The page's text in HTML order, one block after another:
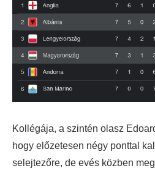
Kollégája, a szintén olasz
hogy előzetesen négy ponttal
selejtezőre, de evés közben